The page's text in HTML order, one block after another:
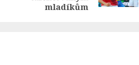
mladíkům